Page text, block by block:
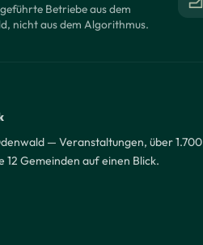
Betriebe aus dem
nicht aus dem Algorithmus.
— Veranstaltungen, über 1.700
12 Gemeinden auf einen Blick.